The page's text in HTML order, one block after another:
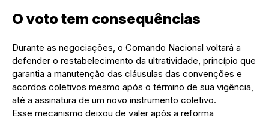
O voto tem consequências
Durante as negociações, o Comando Nacional voltará a
defender o restabelecimento da ultratividade, princípio que
garantia a manutenção das cláusulas das convenções e
acordos coletivos mesmo após o término de sua vigência,
até a assinatura de um novo instrumento coletivo.
Esse mecanismo deixou de valer após a reforma